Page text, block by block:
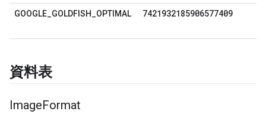
GOOGLE GOLDFISH OPTIMAL 7421932185906577409
資料表
ImageFormat